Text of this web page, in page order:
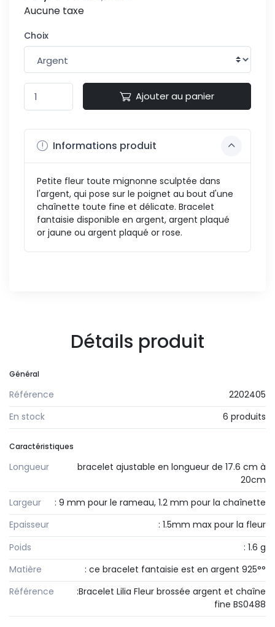
Aucune taxe
Choix
Ajouter au panier
Informations produit
Petite fleur toute mignonne sculptée dans
l'argent, qui pose sur le poignet au bout d'une
chaînette toute fine et délicate. Bracelet
fantaisie disponible en argent, argent plaqué
or jaune ou argent plaqué or rose.
Détails produit
Général
Référence
2202405
En stock
6 produits
Caractéristiques
Longueur
bracelet ajustable en longueur de 17.6 cm à
20cm
Largeur
: 9 mm pour le rameau, 1.2 mm pour la chaînette
Epaisseur
: 1.5mm max pour la fleur
Poids
: 1.6 g
Matière
: ce bracelet fantaisie est en argent 925°°
Référence
:Bracelet Lilia Fleur brossée argent et chaîne
fine BS0488